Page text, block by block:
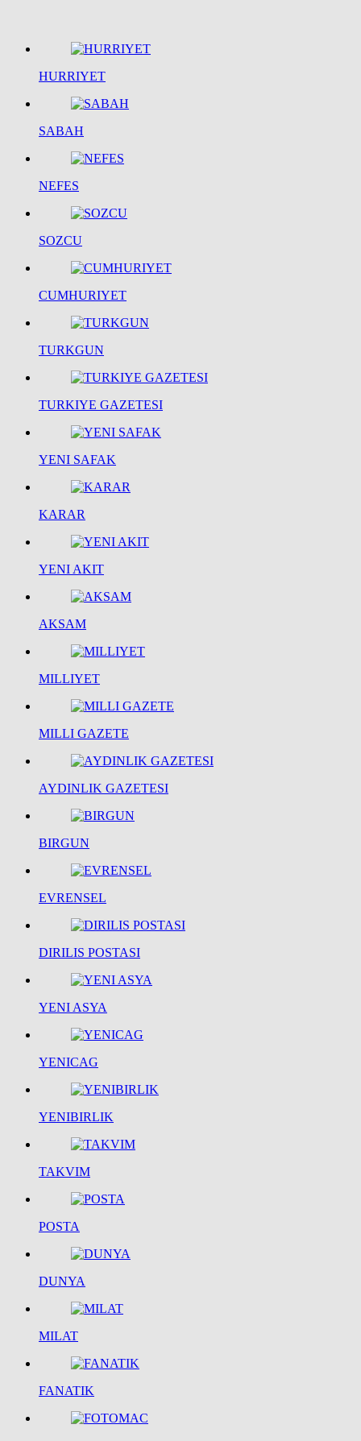
HURRIYET
SABAH
NEFES
SOZCU
CUMHURIYET
TURKGUN
TURKIYE GAZETESI
YENI SAFAK
KARAR
YENI AKIT
AKSAM
MILLIYET
MILLI GAZETE
AYDINLIK GAZETESI
BIRGUN
EVRENSEL
DIRILIS POSTASI
YENI ASYA
YENICAG
YENIBIRLIK
TAKVIM
POSTA
DUNYA
MILAT
FANATIK